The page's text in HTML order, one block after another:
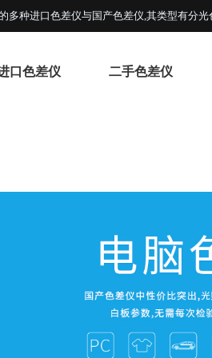
多种进口色差仪与国产色差仪,其类型有分
口色差仪 二手色差仪